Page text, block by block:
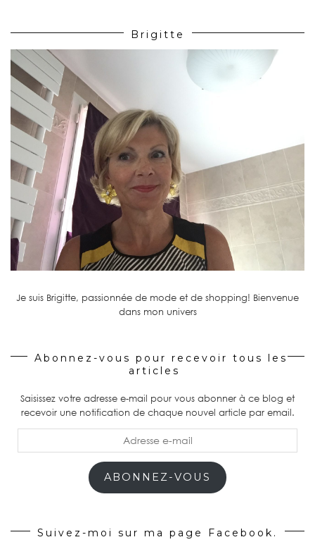
Brigitte
Je suis Brigitte, passionnée de mode et de shopping! Bienvenue
dans mon univers
Abonnez-vous pour recevoir tous les
articles
Saisissez votre adresse e-mail pour vous abonner à ce blog et
recevoir une notification de chaque nouvel article par email.
ABONNEZ-VOUS
Suivez-moi sur ma page Facebook.